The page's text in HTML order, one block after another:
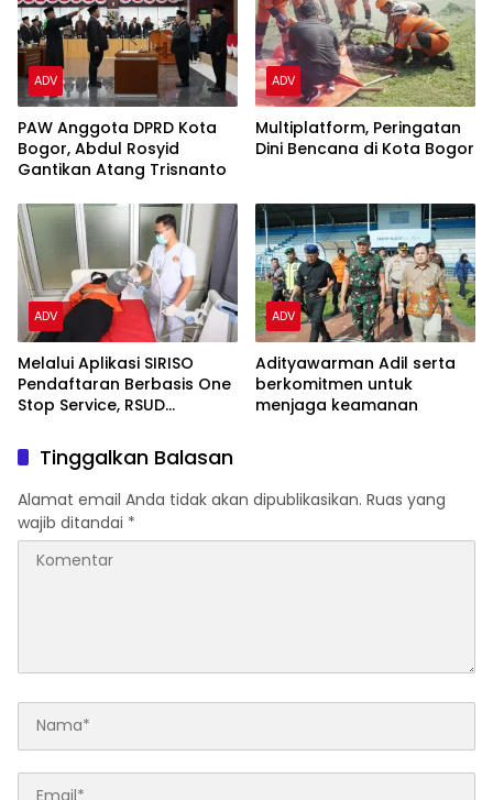
ADV
PAW Anggota DPRD Kota
Bogor, Abdul Rosyid
Gantikan Atang Trisnanto
ADV
Multiplatform, Peringatan
Dini Bencana di Kota Bogor
ADV
Melalui Aplikasi SIRISO
Pendaftaran Berbasis One
Stop Service, RSUD
Memberikan Layanan
Berkualitas
ADV
Adityawarman Adil serta
berkomitmen untuk
menjaga keamanan
Tinggalkan Balasan
Alamat email Anda tidak akan dipublikasikan. Ruas yang
wajib ditandai *